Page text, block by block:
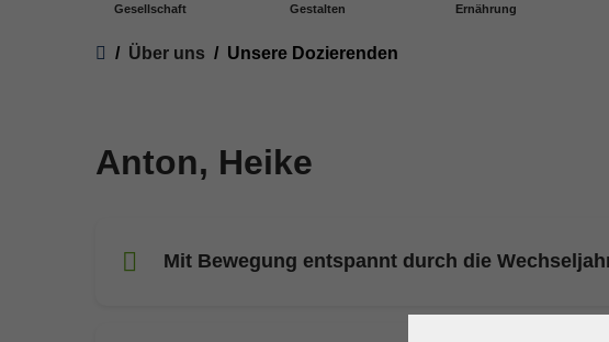
Gesellschaft
Gestalten
Ernährung
Sie sind hier:
Über uns Unsere Dozierenden
Anton, Heike
Mit Bewegung entspannt durch die